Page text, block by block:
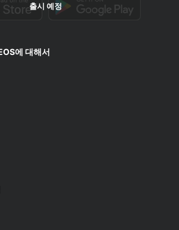
출시 예정
에 대해서